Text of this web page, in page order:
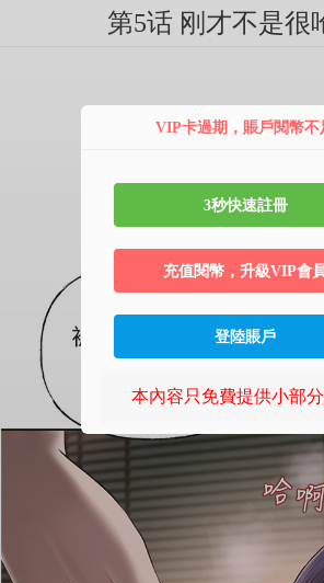
第5话 刚才不是很
VIP卡過期，賬戶閱幣不
3秒快速註冊
充值閱幣，升級VIP會
登陸賬戶
本內容只免費提供小部